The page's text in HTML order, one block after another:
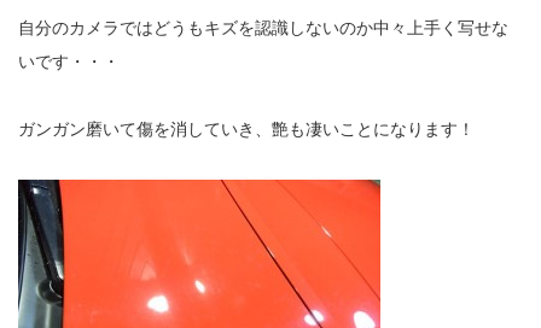
自分のカメラではどうもキズを認識しないのか中々上手く写せな
いです・・・
ガンガン磨いて傷を消していき、艶も凄いことになります！